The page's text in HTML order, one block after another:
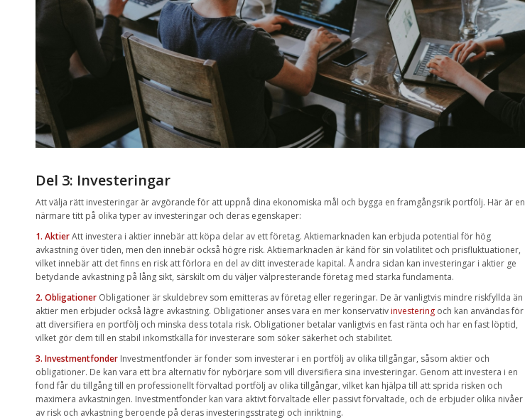
Del 3: Investeringar
Att välja rätt investeringar är avgörande för att uppnå dina ekonomiska mål och bygga en framgångsrik portfölj. Här är en
närmare titt på olika typer av investeringar och deras egenskaper:
1. AktierAtt investera i aktier innebär att köpa delar av ett företag. Aktiemarknaden kan erbjuda potential för hög
avkastning över tiden, men den innebär också högre risk. Aktiemarknaden är känd för sin volatilitet och prisfluktuationer,
vilket innebär att det finns en risk att förlora en del av ditt investerade kapital. Å andra sidan kan investeringar i aktier ge
betydande avkastning på lång sikt, särskilt om du väljer välpresterande företag med starka fundamenta.
2. Obligationer Obligationer är skuldebrev som emitteras av företag eller regeringar. De är vanligtvis mindre riskfyllda än
aktier men erbjuder också lägre avkastning. Obligationer anses vara en mer konservativ investering och kan användas för
att diversifiera en portfölj och minska dess totala risk. Obligationer betalar vanligtvis en fast ränta och har en fast löptid,
vilket gör dem till en stabil inkomstkälla för investerare som söker säkerhet och stabilitet.
3. Investmentfonder Investmentfonder är fonder som investerar i en portfölj av olika tillgångar, såsom aktier och
obligationer. De kan vara ett bra alternativ för nybörjare som vill diversifiera sina investeringar. Genom att investera i en
fond får du tillgång till en professionellt förvaltad portfölj av olika tillgångar, vilket kan hjälpa till att sprida risken och
maximera avkastningen. Investmentfonder kan vara aktivt förvaltade eller passivt förvaltade, och de erbjuder olika nivåer
av risk och avkastning beroende på deras investeringsstrategi och inriktning.